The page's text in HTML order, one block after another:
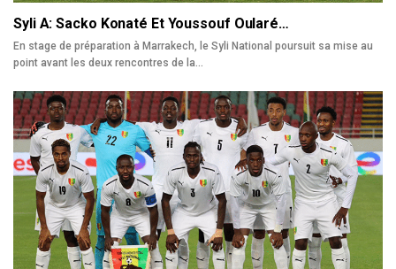
Syli A: Sacko Konaté Et Youssouf Oularé…
En stage de préparation à Marrakech, le Syli National poursuit sa mise au
point avant les deux rencontres de la…